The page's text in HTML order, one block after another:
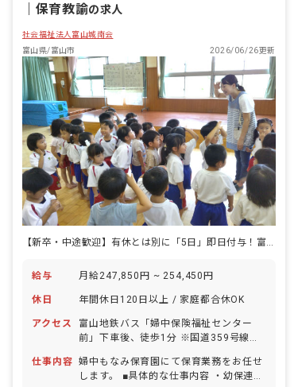
保育教諭の求人
社会福祉法人富山城南会
富山県/富山市
2026/06/26更新
給与 月給247,850円 ~ 254,450円
休日 年間休日120日以上 / 家庭都合休OK
アクセス
富山地鉄バス「婦中保険福祉センター
前」下車後、徒歩1分 ※国道359号線沿
勤もしやすい立地です。 ■マイカー・自
転車通勤OK（無料駐車場あり）
仕事内容 婦中もなみ保育園にて保育業務をお任せ
します。 ■具体的な仕事内容 ・幼保連携